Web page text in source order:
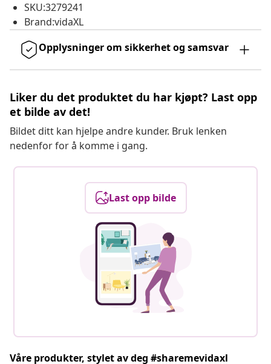
SKU:3279241
Brand:vidaXL
Opplysninger om sikkerhet og samsvar
Liker du det produktet du har kjøpt? Last opp
et bilde av det!
Bildet ditt kan hjelpe andre kunder. Bruk lenken
nedenfor for å komme i gang.
Last opp bilde
Våre produkter, stylet av deg #sharemevidaxl